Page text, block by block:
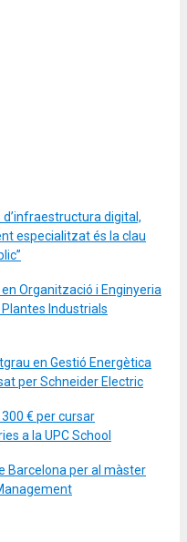
d’infraestructura digital,
especialitzat és la clau
Organització i Enginyeria
Industrials
en Gestió Energètica
per Schneider Electric
€ per cursar
a la UPC School
Barcelona per al màster